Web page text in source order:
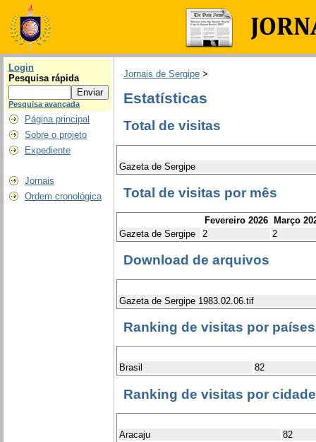
Login
Pesquisa rápida
Pesquisa avançada
Página principal
Sobre o projeto
Expediente
Jornais
Ordem cronológica
Jornais de Sergipe >
Estatísticas
Total de visitas
Gazeta de Sergipe
Total de visitas por mês
Fevereiro 2026 Março
Gazeta de Sergipe
2 2
Download de arquivos
Gazeta de Sergipe 1983.02.06.tif
Ranking de visitas por países
Brasil 82
Ranking de visitas por
Aracaju 82